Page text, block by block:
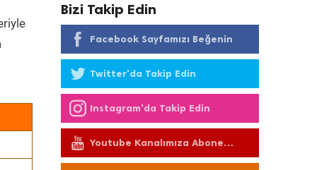
Bizi Takip Edin
Facebook Sayfamızı Beğenin
Twitter'da Takip Edin
Instagram'da Takip Edin
Youtube Kanalımıza Abone
Olun